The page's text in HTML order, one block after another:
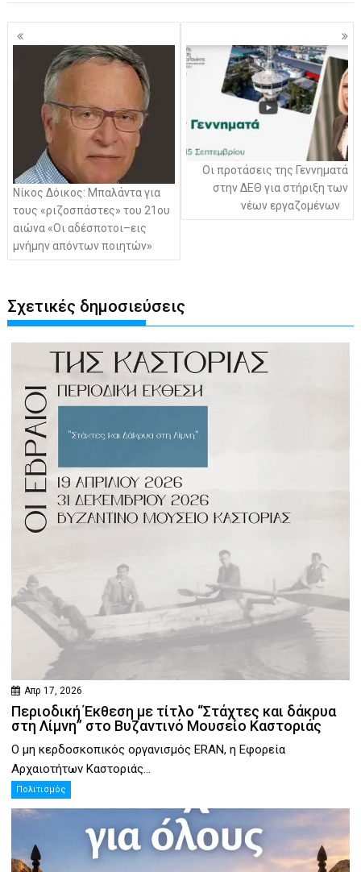
Πλοήγηση
άρθρων
Νίκος Δόικος: Μπαλάντα για
τους «ριζοσπάστες» του 21ου
αιώνα «Οι αδέσποτοι–εις
μνήμην απόντων ποιητών»
Οι προτάσεις της Γεννηματά
στην ΔΕΘ για στήριξη των
νέων εργαζομένων
Σχετικές δημοσιεύσεις
Απρ 17, 2026
Περιοδική Έκθεση με τίτλο “Στάχτες και δάκρυα
στη Λίμνη” στο Βυζαντινό Μουσείο Καστοριάς
Ο μη κερδοσκοπικός οργανισμός ERAN, η Εφορεία
Αρχαιοτήτων Καστοριάς...
Πολιτισμός